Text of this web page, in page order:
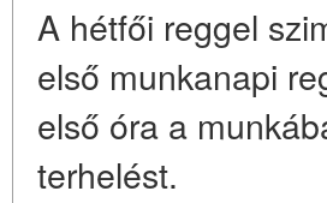
A hétfői reggel
első munkanapi
első óra a
terhelést.